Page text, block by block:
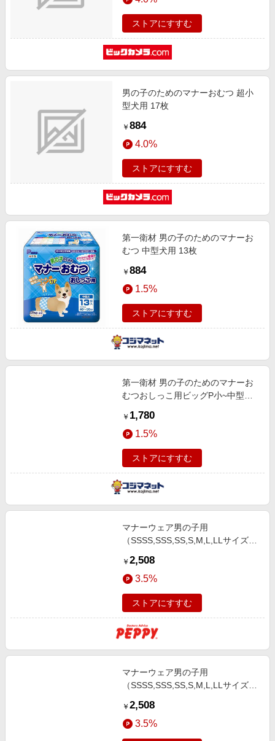
ストアにすすむ
男の子のためのマナーおむつ 超小
型犬用 17枚
￥ 884
4.0%
ストアにすすむ
第一衛材 男の子のためのマナーお
むつ 中型犬用 13枚
￥ 884
1.5%
ストアにすすむ
第一衛材 男の子のためのマナーお
むつおしっこ用ビッグP小~中型犬
￥ 1,780
1.5%
ストアにすすむ
マナーウェア男の子用
（SSSS,SSS,SS,S,M,L,LLサイズ）
ッドテイスト５２枚
￥ 2,508
3.5%
ストアにすすむ
マナーウェア男の子用
（SSSS,SSS,SS,S,M,L,LLサイズ）
イスト４６枚
￥ 2,508
3.5%